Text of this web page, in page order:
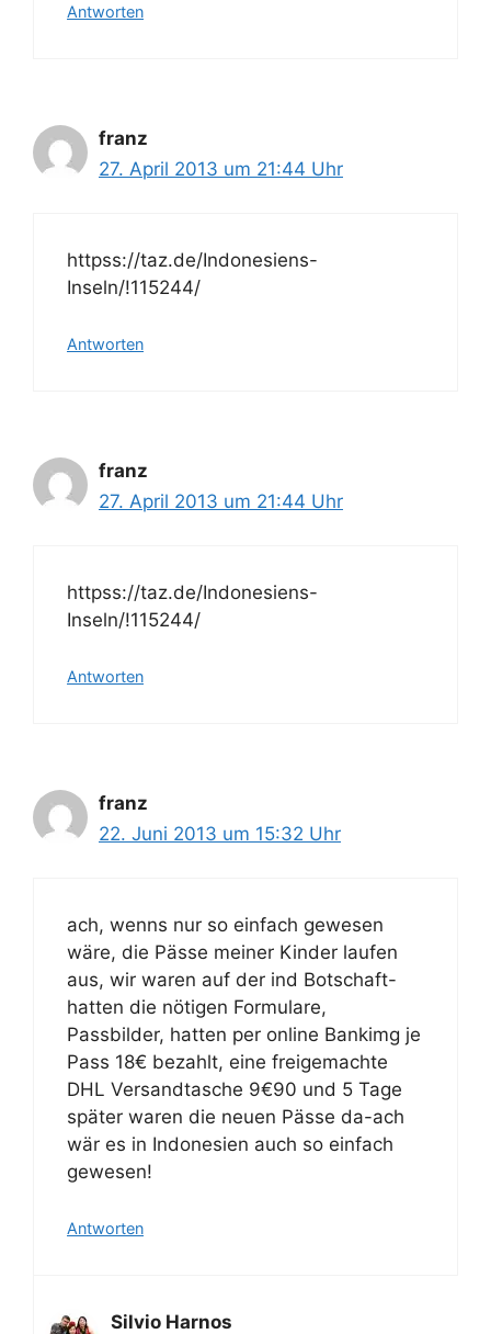
Antworten
franz
27. April 2013 um 21:44 Uhr
httpss://taz.de/Indonesiens-
Inseln/!115244/
Antworten
franz
27. April 2013 um 21:44 Uhr
httpss://taz.de/Indonesiens-
Inseln/!115244/
Antworten
franz
22. Juni 2013 um 15:32 Uhr
ach, wenns nur so einfach gewesen
wäre, die Pässe meiner Kinder laufen
aus, wir waren auf der ind Botschaft-
hatten die nötigen Formulare,
Passbilder, hatten per online Bankimg je
Pass 18€ bezahlt, eine freigemachte
DHL Versandtasche 9€90 und 5 Tage
später waren die neuen Pässe da-ach
wär es in Indonesien auch so einfach
gewesen!
Antworten
Silvio Harnos